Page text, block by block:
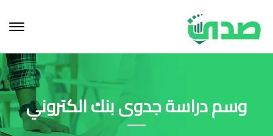
وسم دراسة جدوى بنك الكتروني